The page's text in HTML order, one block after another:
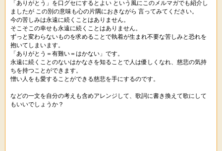
「ありがとう」を口グセにするとよい という風にこのメルマガでも紹介し
ましたが この別の意味も心の片隅におきながら 言ってみてください。
今の苦しみは永遠に続くことはありません。
そこそこの幸せも永遠に続くことはありません。
ずっと変わらないものを求めることで執着が生まれ不要な苦しみと恐れを
抱いてしまいます。
「ありがとう＝有難い＝はかない」です。
永遠に続くことのないはかなさを知ることで人は優しくなれ、慈悲の気持
ちを持つことができます。
憎い人をも愛することができる慈悲を手にするのです。
などの一文を自分の考えも含めアレンジして、歌詞に書き換えて歌にして
もいいでしょうか？